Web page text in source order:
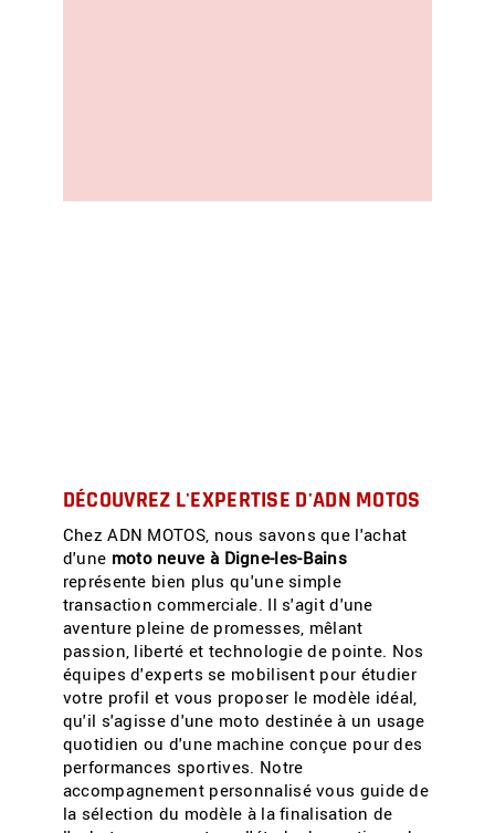
DÉCOUVREZ L'EXPERTISE D'ADN MOTOS
Chez ADN MOTOS, nous savons que l'achat
d'une moto neuve à Digne-les-Bains
représente bien plus qu'une simple
transaction commerciale. Il s'agit d'une
aventure pleine de promesses, mêlant
passion, liberté et technologie de pointe. Nos
équipes d'experts se mobilisent pour étudier
votre profil et vous proposer le modèle idéal,
qu'il s'agisse d'une moto destinée à un usage
quotidien ou d'une machine conçue pour des
performances sportives. Notre
accompagnement personnalisé vous guide de
la sélection du modèle à la finalisation de